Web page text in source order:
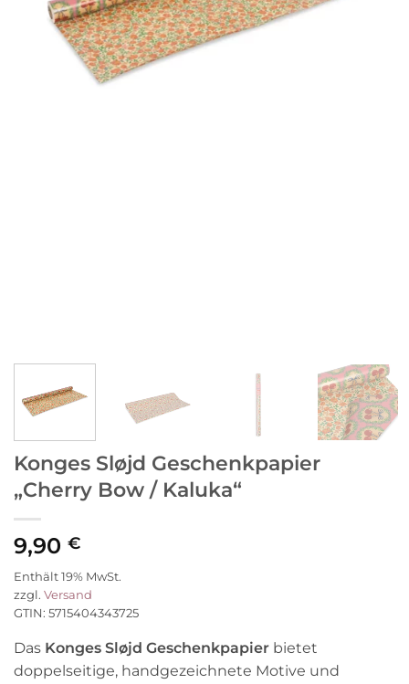
Konges Sløjd Geschenkpapier
„Cherry Bow / Kaluka“
9,90 €
Enthält 19% MwSt.
zzgl. Versand
GTIN: 5715404343725
Das Konges Sløjd Geschenkpapier bietet
doppelseitige, handgezeichnete Motive und